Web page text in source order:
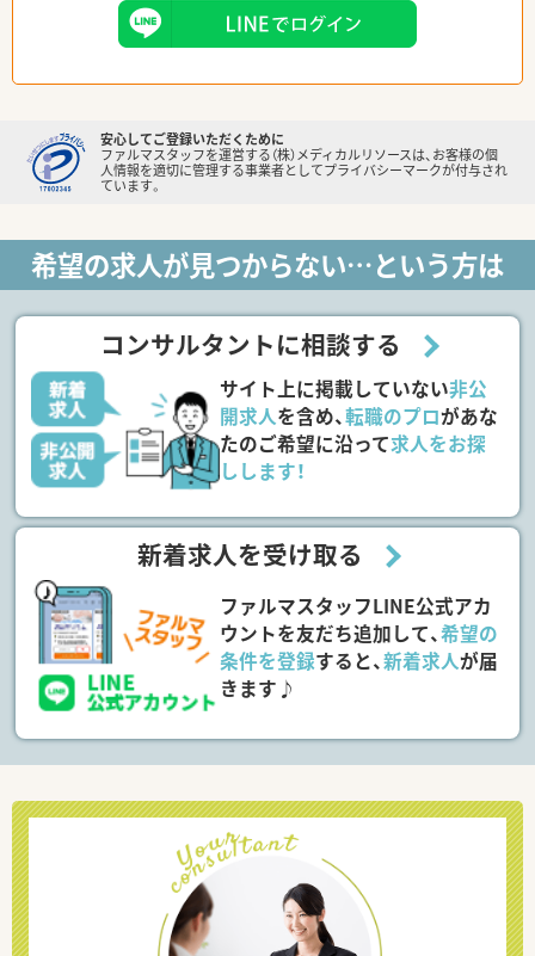
安心してご登録いただくために
ファルマスタッフを運営する（株）メディカルリソースは、お客様の個
人情報を適切に管理する事業者としてプライバシーマークが付与され
ています。
希望の求人が見つからない…という方は
コンサルタントに相談する
サイト上に掲載していない非公
開求人を含め、転職のプロがあな
たのご希望に沿って求人をお探
しします！
新着求人を受け取る
ファルマスタッフLINE公式アカ
ウントを友だち追加して、希望の
条件を登録すると、新着求人が届
きます♪